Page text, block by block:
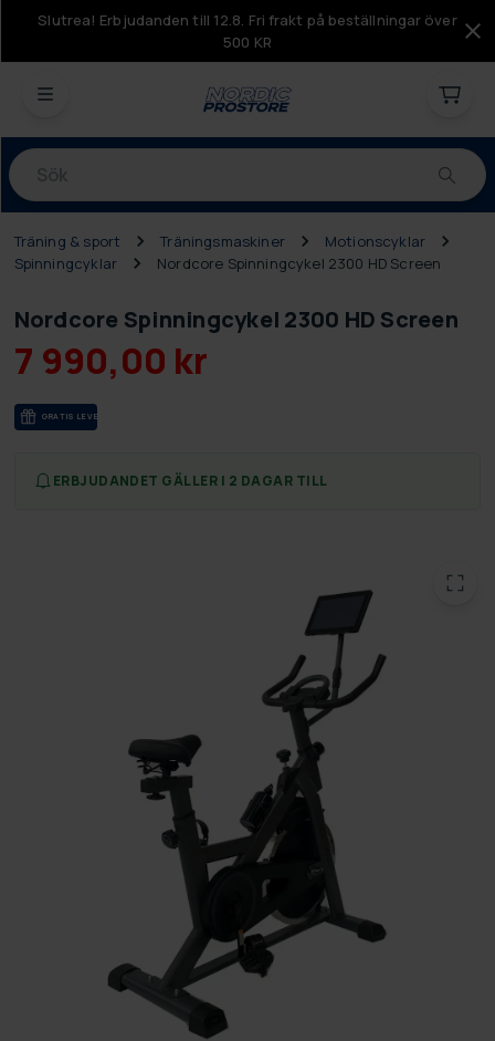
Slutrea! Erbjudanden till 12.8. Fri frakt på beställningar över
500 KR
Produkter
Träning & sport Träningsmaskiner
Motionscyklar
Spinningcyklar
Nordcore Spinningcykel 2300 HD Screen
Nordcore Spinningcykel 2300 HD Screen
7 990,00 kr
GRA­TIS LE­VE­RANS
ERBJUDANDET GÄLLER I 2 DAGAR TILL